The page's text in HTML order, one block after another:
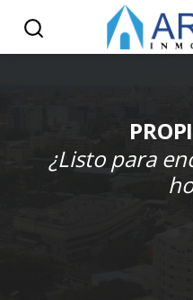
¿Listo para